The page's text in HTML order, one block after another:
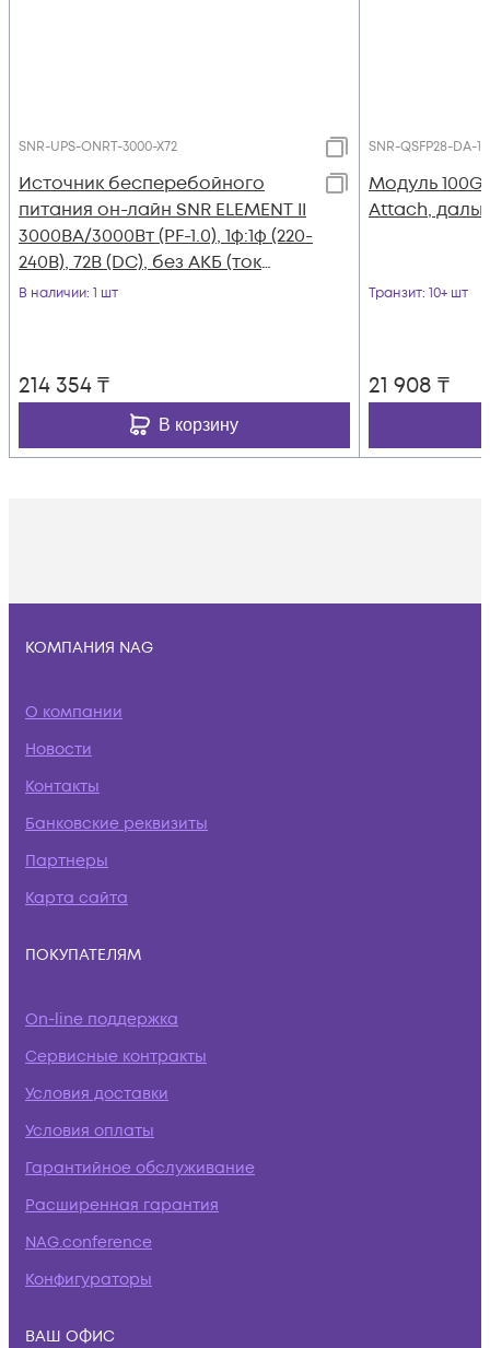
SNR-UPS-ONRT-3000-X72
Источник бесперебойного
питания он-лайн SNR ELEMENT II
3000ВА/3000Вт (PF-1.0), 1ф:1ф (220-
240В), 72В (DC), без АКБ (ток
заряда 6А)
В наличии: 1 шт
214 354₸
В корзину
SNR-QSFP28-DA-1
Модуль 100G
Attach,
Транзит: 10+ шт
21 908 ₸
КОМПАНИЯ NAG
О компании
Новости
Контакты
Банковские реквизиты
Партнеры
Карта сайта
ПОКУПАТЕЛЯМ
On-line поддержка
Сервисные контракты
Условия доставки
Условия оплаты
Гарантийное обслуживание
Расширенная гарантия
NAG.conference
Конфигураторы
ВАШ ОФИС